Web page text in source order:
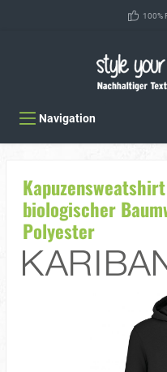
100%
Navigation
biologischer
Polyester